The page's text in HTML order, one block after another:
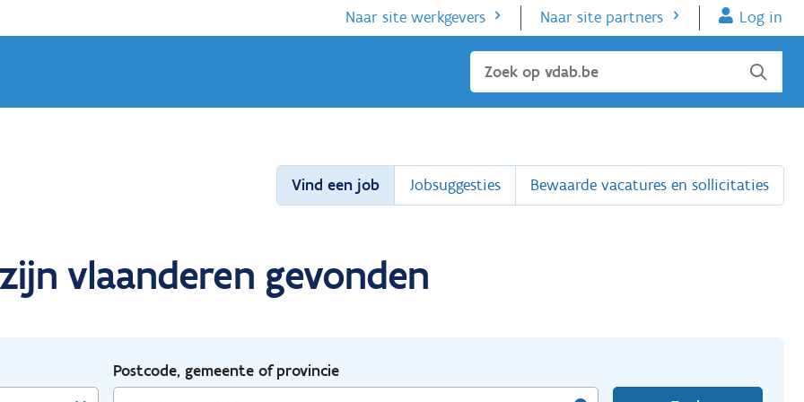
Naar site werkgevers Naar site partners Log in
Sluiten
Vind een job Jobsuggesties Bewaarde vacatures en sollicitaties
vlaanderen gevonden
Postcode, gemeente of provincie